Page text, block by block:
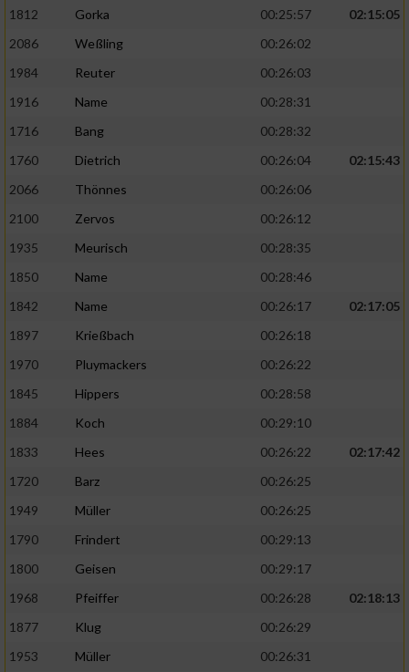
1812
Gorka 00:25:57
02:15:05
2086
Weßling
00:26:02
1984
Reuter
00:26:03
1916
Name
00:28:31
1716
Bang
00:28:32
1760
Dietrich 00:26:04
02:15:43
2066
Thönnes
00:26:06
2100
Zervos
00:26:12
1935
Meurisch
00:28:35
1850
Name
00:28:46
1842
Name 00:26:17
02:17:05
1897
Krießbach
00:26:18
1970
Pluymackers
00:26:22
1845
Hippers
00:28:58
1884
Koch
00:29:10
1833
Hees 00:26:22
02:17:42
1720
Barz
00:26:25
1949
Müller
00:26:25
1790
Frindert
00:29:13
1800
Geisen
00:29:17
1968
Pfeiffer 00:26:28
02:18:13
1877
Klug
00:26:29
1953
Müller
00:26:31